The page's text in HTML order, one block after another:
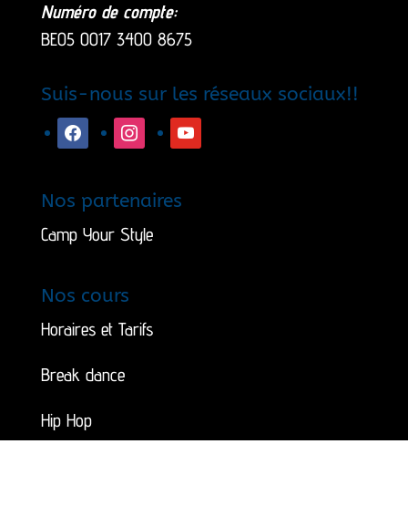
Numéro de compte:
BE05 0017 3400 8675
Suis-nous sur les réseaux sociaux!!
facebook instagram youtube
Nos partenaires
Camp Your Style
Nos cours
Horaires et Tarifs
Break dance
Hip Hop